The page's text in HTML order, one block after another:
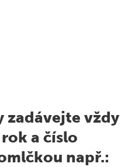
zadávejte vždy
a číslo
např.: